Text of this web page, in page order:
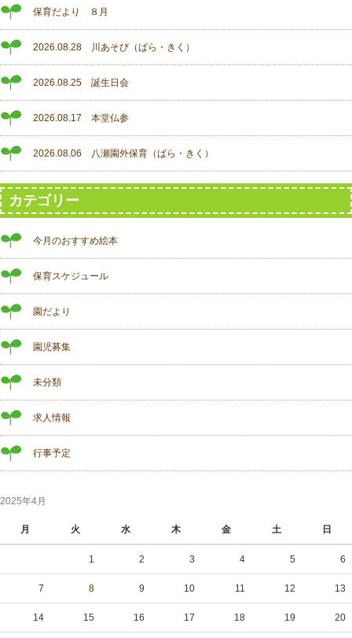
保育だより ８月
2026.08.28 川あそび（ばら・きく）
2026.08.25 誕生日会
2026.08.17 本堂仏参
2026.08.06 八瀬園外保育（ばら・きく）
カテゴリー
今月のおすすめ絵本
保育スケジュール
園だより
園児募集
未分類
求人情報
行事予定
2025年4月
月 火 水 木 金 土 日
1 2 3 4 5 6
7 8 9 10 11 12 13
14 15 16 17 18 19 20